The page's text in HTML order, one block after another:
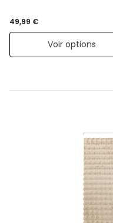
49,99 €
Voir options